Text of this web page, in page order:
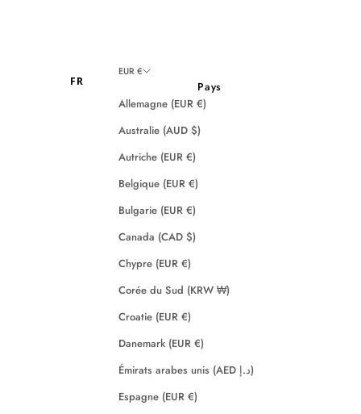
FR
EUR €
Pays
Allemagne (EUR €)
Australie (AUD $)
Autriche (EUR €)
Belgique (EUR €)
Bulgarie (EUR €)
Canada (CAD $)
Chypre (EUR €)
Corée du Sud (KRW ₩)
Croatie (EUR €)
Danemark (EUR €)
Émirats arabes unis (AED د.إ)
Espagne (EUR €)